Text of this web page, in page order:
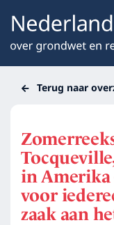
Terug naar
in Amerika
voor
zaak aan